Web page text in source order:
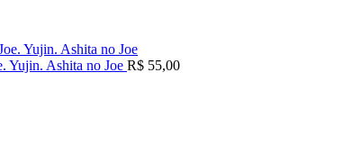
Yujin. Ashita no Joe R$ 55,00